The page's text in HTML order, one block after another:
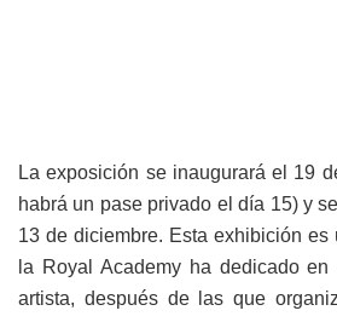
La exposición se inaugurará el 19
habrá un pase privado el día 15) y
13 de diciembre. Esta exhibición
la Royal Academy ha dedicado
artista, después de las que